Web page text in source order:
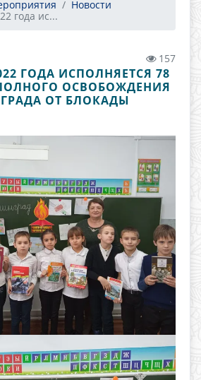
Новости
года ис...
157
ГОДА ИСПОЛНЯЕТСЯ 78
ОСВОБОЖДЕНИЯ
ОТ БЛОКАДЫ